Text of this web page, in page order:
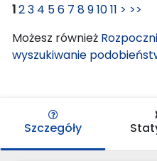
123 4 56 7 891011 > >>
Możesz również
wyszukiwanie
Szczegóły